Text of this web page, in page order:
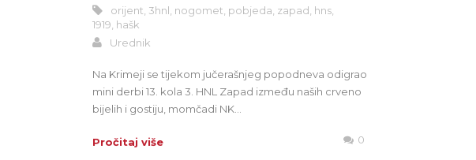
orijent 3hnl nogomet pobjeda zapad hns
1919 hašk
Urednik
Na Krimeji se tijekom jučerašnjeg popodneva odigrao
mini derbi 13. kola 3. HNL Zapad između naših crveno
bijelih i gostiju, momčadi NK...
Pročitaj više 0